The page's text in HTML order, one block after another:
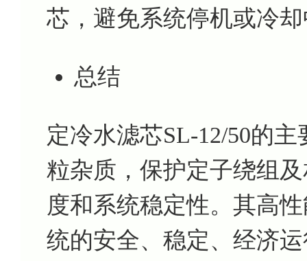
芯，避免系统停机或冷
总结
定冷水滤芯SL-12/50的
粒杂质，保护定子绕组
度和系统稳定性。其高
统的安全、稳定、经济